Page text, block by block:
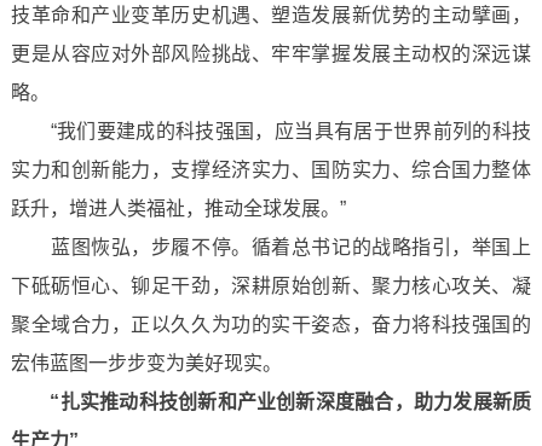
技革命和产业变革历史机遇、塑造发展新优势的主动擘画，
更是从容应对外部风险挑战、牢牢掌握发展主动权的深远谋
略。
“我们要建成的科技强国，应当具有居于世界前列的科技
实力和创新能力，支撑经济实力、国防实力、综合国力整体
跃升，增进人类福祉，推动全球发展。”
蓝图恢弘，步履不停。循着总书记的战略指引，举国上
下砥砺恒心、铆足干劲，深耕原始创新、聚力核心攻关、凝
聚全域合力，正以久久为功的实干姿态，奋力将科技强国的
宏伟蓝图一步步变为美好现实。
“扎实推动科技创新和产业创新深度融合，助力发展新质
生产力”